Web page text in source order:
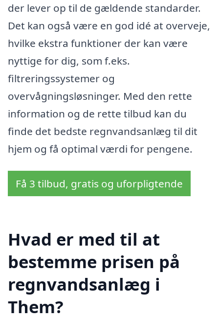
der lever op til de gældende standarder.
Det kan også være en god idé at overveje,
hvilke ekstra funktioner der kan være
nyttige for dig, som f.eks.
filtreringssystemer og
overvågningsløsninger. Med den rette
information og de rette tilbud kan du
finde det bedste regnvandsanlæg til dit
hjem og få optimal værdi for pengene.
Få 3 tilbud, gratis og uforpligtende
Hvad er med til at
bestemme prisen på
regnvandsanlæg i
Them?